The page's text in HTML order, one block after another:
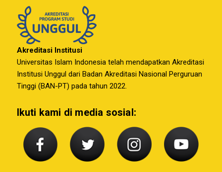
Akreditasi Institusi
Universitas Islam Indonesia telah mendapatkan Akreditasi
Institusi Unggul dari Badan Akreditasi Nasional Perguruan
Tinggi (BAN-PT) pada tahun 2022.
Ikuti kami di media sosial: